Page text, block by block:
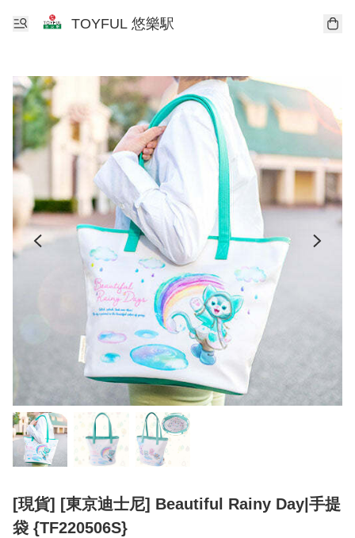
TOYFUL 悠樂駅
[現貨] [東京迪士尼] Beautiful Rainy Day|手提
袋 {TF220506S}